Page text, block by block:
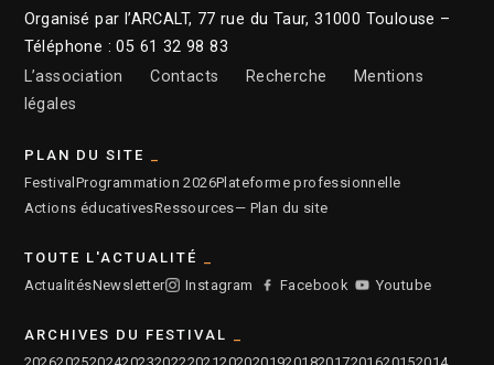
Organisé par l’ARCALT, 77 rue du Taur, 31000 Toulouse –
Téléphone : 05 61 32 98 83
L’association
Contacts Recherche
Mentions
légales
PLAN DU SITE
Festival Programmation 2026Plateforme professionnelle
Actions éducativesRessources— Plan du site
TOUTE L'ACTUALITÉ
ActualitésNewsletter Instagram Facebook Youtube
ARCHIVES DU FESTIVAL